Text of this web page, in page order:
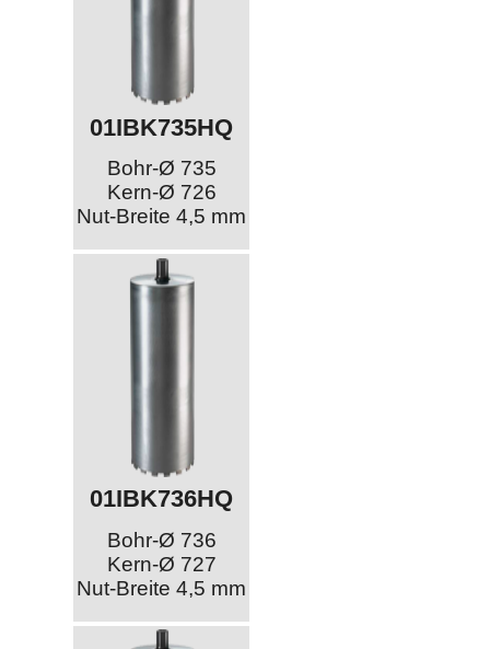
01IBK735HQ
Bohr-Ø 735
Kern-Ø 726
Nut-Breite 4,5 mm
01IBK736HQ
Bohr-Ø 736
Kern-Ø 727
Nut-Breite 4,5 mm